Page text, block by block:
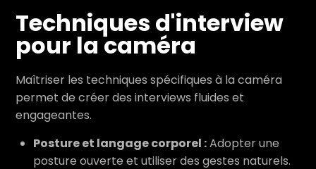
Techniques d'interview
pour la caméra
Maîtriser les techniques spécifiques à la caméra
permet de créer des interviews fluides et
engageantes.
Posture et langage corporel :Adopter une
posture ouverte et utiliser des gestes naturels.